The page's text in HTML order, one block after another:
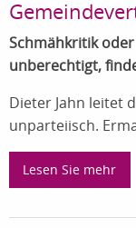
Schmähkritik
unberechtigt,
Dieter Jahn leitet
unparteiisch.
Lesen Sie mehr